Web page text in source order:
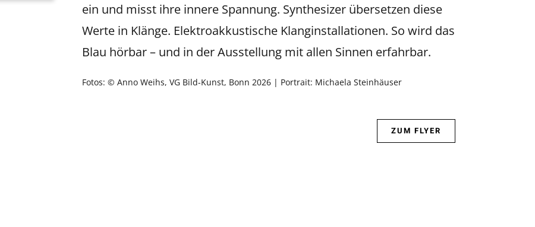
ein und misst ihre innere Spannung. Synthesizer übersetzen diese
Werte in Klänge. Elektroakkustische Klanginstallationen. So wird das
Blau hörbar – und in der Ausstellung mit allen Sinnen erfahrbar.
Fotos: © Anno Weihs, VG Bild-Kunst, Bonn 2026 | Portrait: Michaela Steinhäuser
ZUM FLYER